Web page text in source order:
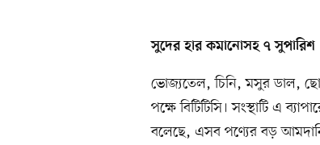
সুদের হার কমানোসহ ৭ সুপারিশ
ভোজ্যতেল, চিনি, মসুর ডাল,
পক্ষে বিটিটিসি। সংস্থাটি এ
বলেছে, এসব পণ্যের বড়